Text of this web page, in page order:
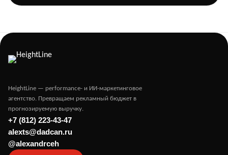
HeightLine — performance- и ИИ-маркетинговое
агентство. Превращаем рекламный бюджет в
прогнозируемую выручку.
+7 (812) 223-43-47
alexts@dadcan.ru
@alexandrceh